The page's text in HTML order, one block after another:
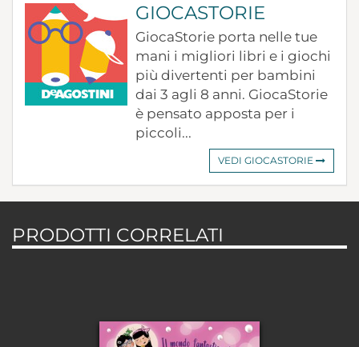
GIOCASTORIE
GiocaStorie porta nelle tue
mani i migliori libri e i giochi
più divertenti per bambini
dai 3 agli 8 anni. GiocaStorie
è pensato apposta per i
piccoli...
VEDI GIOCASTORIE
PRODOTTI CORRELATI